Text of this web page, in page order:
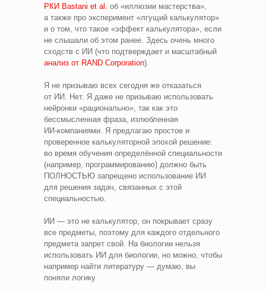
РКИ Bastani et al.
об «иллюзии мастерства»,
а также про эксперимент «лгущий калькулятор»
и о том, что такое «эффект калькулятора», если
не слышали об этом ранее. Здесь очень много
сходств с ИИ (что подтверждает и масштабный
анализ от RAND Corporation).
Я не призываю всех сегодня же отказаться
от ИИ. Нет. Я даже не призываю использовать
нейронки «рационально», так как это
бессмысленная фраза, излюбленная
ИИ‑компаниями. Я предлагаю простое и
проверенное калькуляторной эпохой решение:
во время обучения определённой специальности
(например, программированию) должно быть
ПОЛНОСТЬЮ запрещено использование ИИ
для решения задач, связанных с этой
специальностью.
ИИ — это не калькулятор, он покрывает сразу
все предметы, поэтому для каждого отдельного
предмета запрет свой. На биологии нельзя
использовать ИИ для биологии, но можно, чтобы
например найти литературу — думаю, вы
поняли логику.